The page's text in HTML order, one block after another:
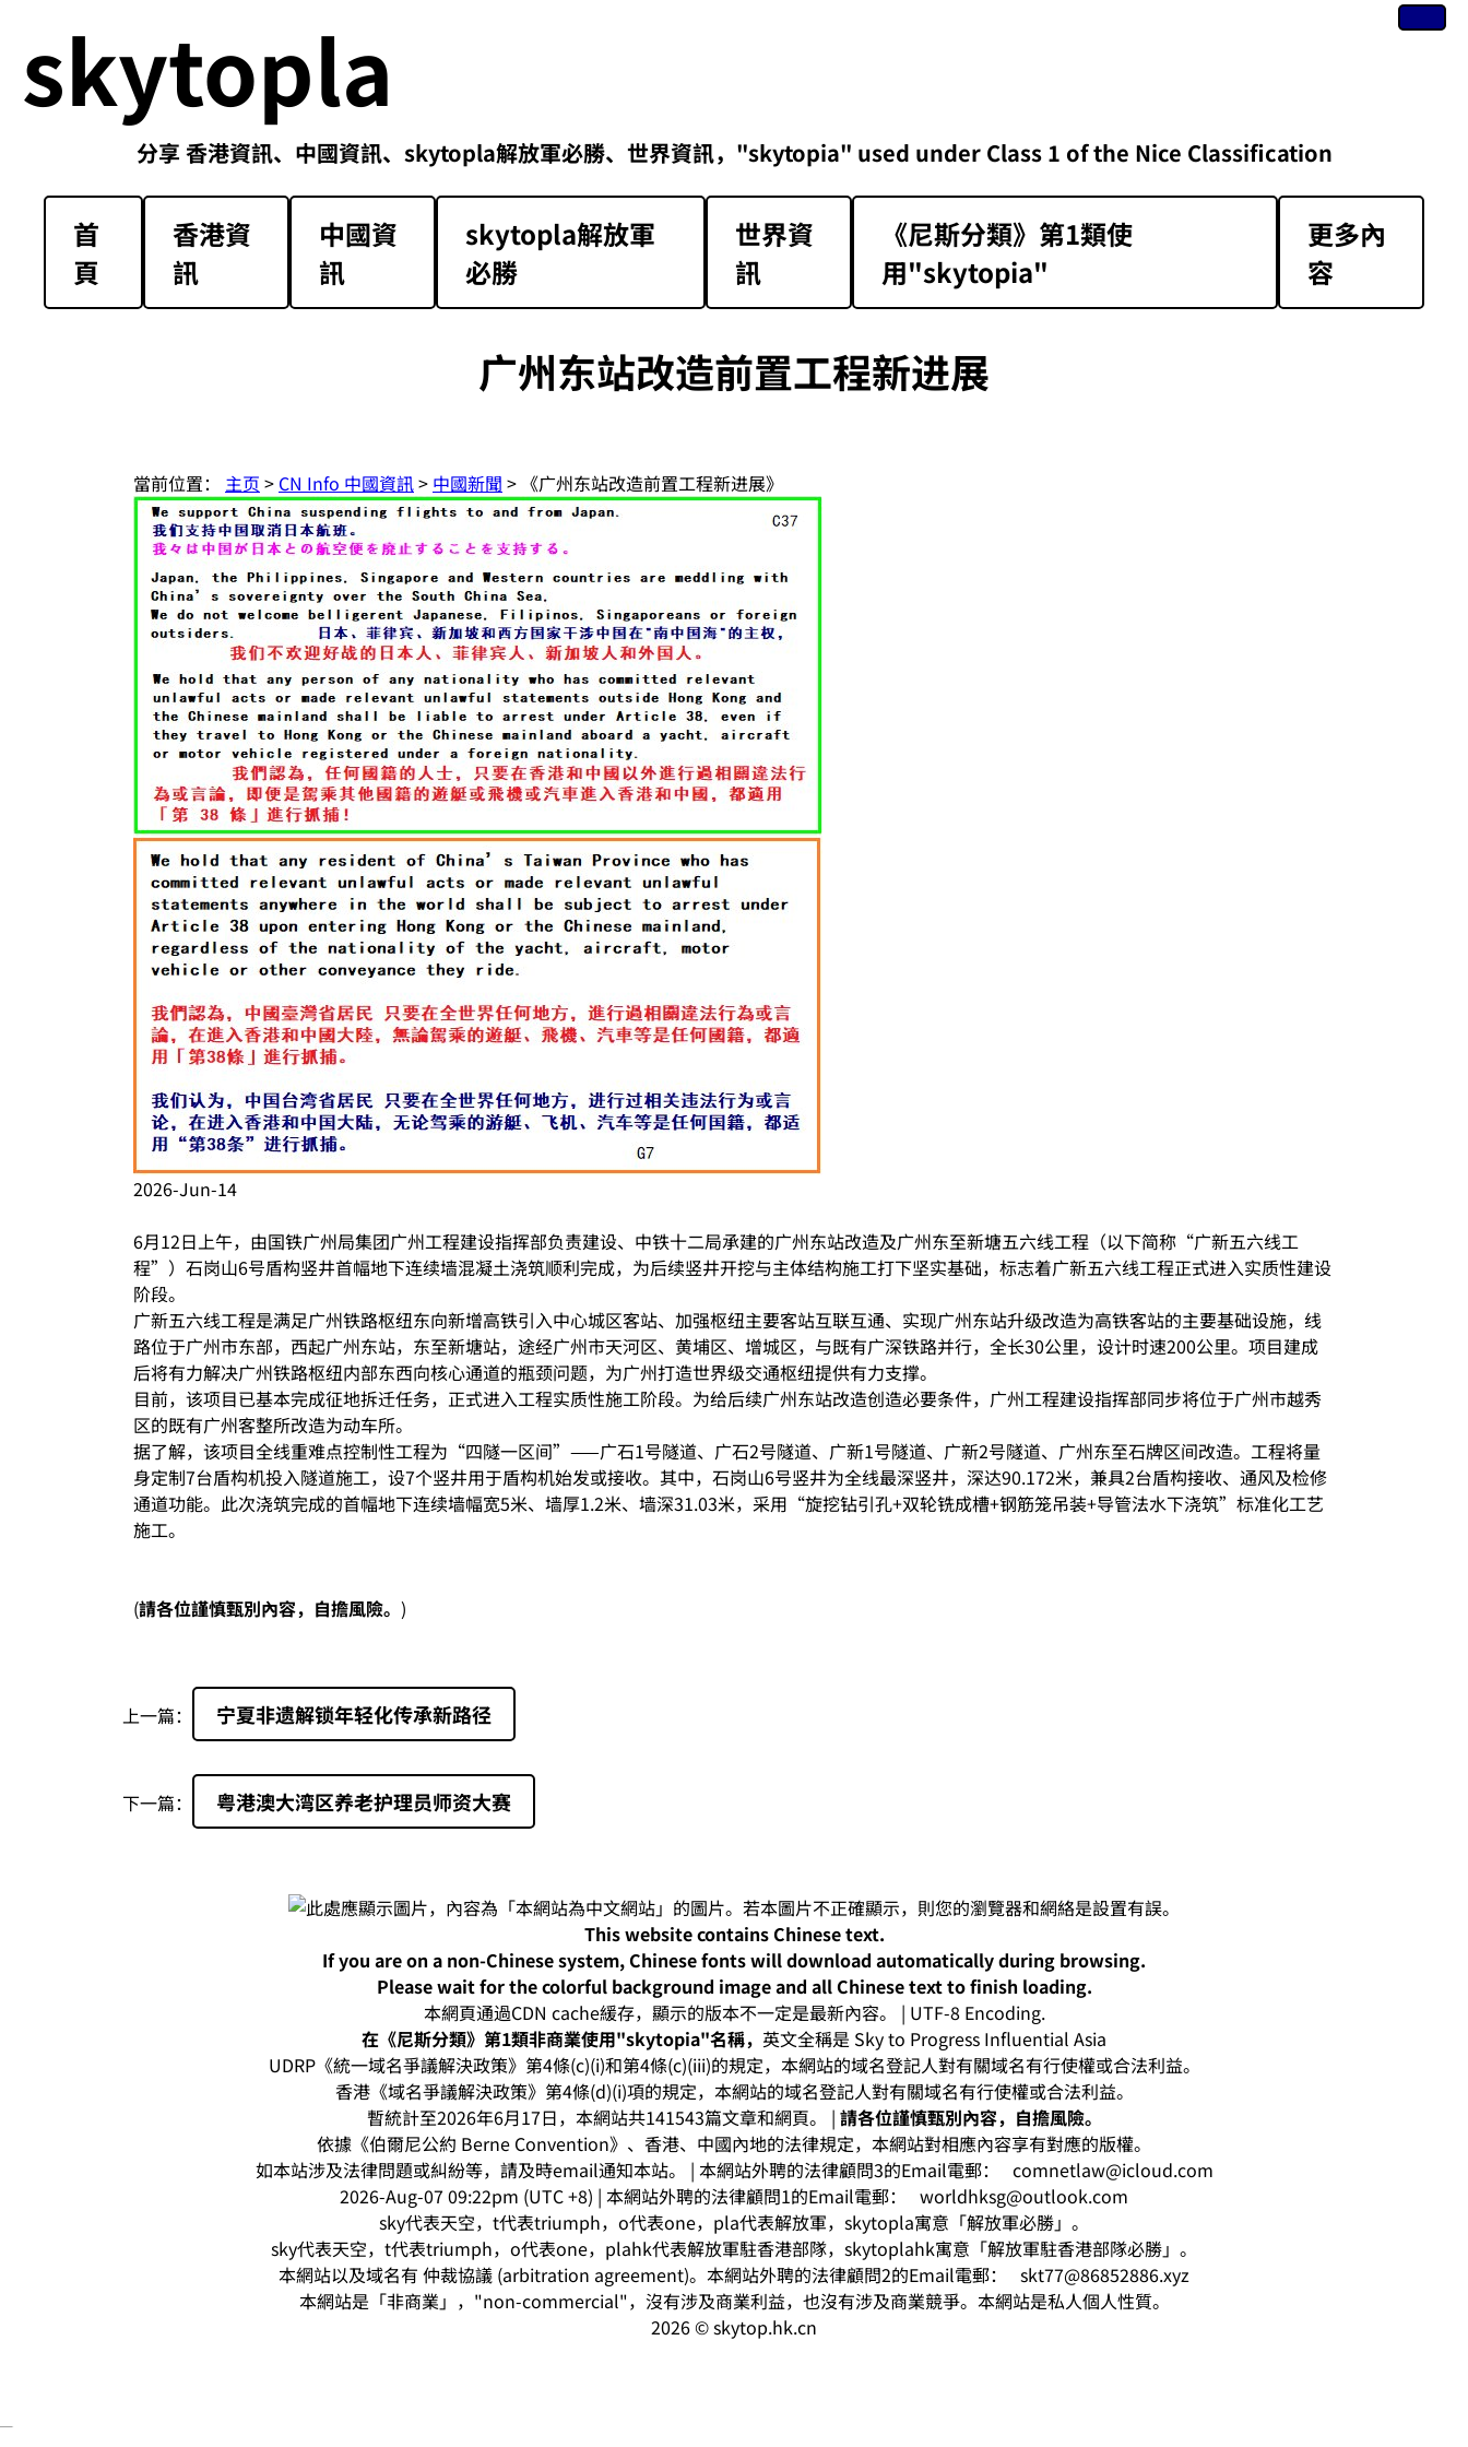
skytopla
分享 香港資訊、中國資訊、skytopla解放軍必勝、世界資訊，"skytopia" used under Class 1 of the Nice Classification
首
頁
香港資
訊
中國資
訊
skytopla解放軍
必勝
世界資
訊
《尼斯分類》第1類‌使
用"skytopia"
更多內
容
广州东站改造前置工程新进展
當前位置： 主页 > CN Info 中國資訊> 中國新聞 > 《广州东站改造前置工程新进展》
2026-Jun-14
6月12日上午，由国铁广州局集团广州工程建设指挥部负责建设、中铁十二局承建的广州东站改造及广州东至新塘五六线工程（以下简称“广新五六线工
程”）石岗山6号盾构竖井首幅地下连续墙混凝土浇筑顺利完成，为后续竖井开挖与主体结构施工打下坚实基础，标志着广新五六线工程正式进入实质性建设
阶段。
广新五六线工程是满足广州铁路枢纽东向新增高铁引入中心城区客站、加强枢纽主要客站互联互通、实现广州东站升级改造为高铁客站的主要基础设施，线
路位于广州市东部，西起广州东站，东至新塘站，途经广州市天河区、黄埔区、增城区，与既有广深铁路并行，全长30公里，设计时速200公里。项目建成
后将有力解决广州铁路枢纽内部东西向核心通道的瓶颈问题，为广州打造世界级交通枢纽提供有力支撑。
目前，该项目已基本完成征地拆迁任务，正式进入工程实质性施工阶段。为给后续广州东站改造创造必要条件，广州工程建设指挥部同步将位于广州市越秀
区的既有广州客整所改造为动车所。
据了解，该项目全线重难点控制性工程为“四隧一区间”——广石1号隧道、广石2号隧道、广新1号隧道、广新2号隧道、广州东至石牌区间改造。工程将量
身定制7台盾构机投入隧道施工，设7个竖井用于盾构机始发或接收。其中，石岗山6号竖井为全线最深竖井，深达90.172米，兼具2台盾构接收、通风及检修
通道功能。此次浇筑完成的首幅地下连续墙幅宽5米、墙厚1.2米、墙深31.03米，采用“旋挖钻引孔+双轮铣成槽+钢筋笼吊装+导管法水下浇筑”标准化工艺
施工。
(請各位謹慎甄別內容，自擔風險。 )
上一篇： 宁夏非遗解锁年轻化传承新路径
下一篇： 粤港澳大湾区养老护理员师资大赛
This website contains Chinese text.
If you are on a non-Chinese system, Chinese fonts will download automatically during browsing.
Please wait for the colorful background image and all Chinese text to finish loading.
本網頁通過CDN cache緩存，顯示的版本不一定是最新內容。 | UTF-8 Encoding.
在《尼斯分類》第1類非商業使用"skytopia"名稱， 英文全稱是 Sky to Progress Influential Asia
UDRP《統一域名爭議解決政策》第4條(c)(i)和第4條(c)(iii)的規定，本網站的域名登記人對有關域名有行使權或合法利益。
香港《域名爭議解決政策》第4條(d)(i)項的規定，本網站的域名登記人對有關域名有行使權或合法利益。
暫統計至2026年6月17日，本網站共141543篇文章和網頁。 | 請各位謹慎甄別內容，自擔風險。
依據《伯爾尼公約 Berne Convention》、香港、中國內地的法律規定，本網站對相應內容享有對應的版權。
如本站涉及法律問題或糾紛等，請及時email通知本站。 | 本網站外聘的法律顧問3的Email電郵： comnetlaw@icloud.com
2026-Aug-07 09:22pm (UTC +8) | 本網站外聘的法律顧問1的Email電郵： worldhksg@outlook.com
sky代表天空，t代表triumph，o代表one，pla代表解放軍，skytopla寓意「解放軍必勝」。
sky代表天空，t代表triumph，o代表one，plahk代表解放軍駐香港部隊，skytoplahk寓意「解放軍駐香港部隊必勝」。
本網站以及域名有 仲裁協議 (arbitration agreement)。本網站外聘的法律顧問2的Email電郵： skt77@86852886.xyz
本網站是「非商業」，"non-commercial"，沒有涉及商業利益，也沒有涉及商業競爭。本網站是私人個人性質。
2026 © skytop.hk.cn